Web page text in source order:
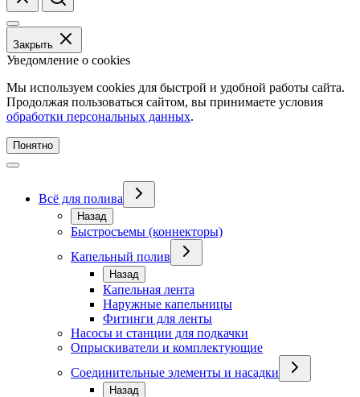
Закрыть
Уведомление о cookies
Мы используем cookies для быстрой и удобной работы сайта.
Продолжая пользоваться сайтом, вы принимаете условия
обработки персональных данных.
Понятно
Всё для полива
Назад
Быстросъемы (коннекторы)
Капельный полив
Назад
Капельная лента
Наружные капельницы
Фитинги для ленты
Насосы и станции для подкачки
Опрыскиватели и комплектующие
Соединительные элементы и насадки
Назад